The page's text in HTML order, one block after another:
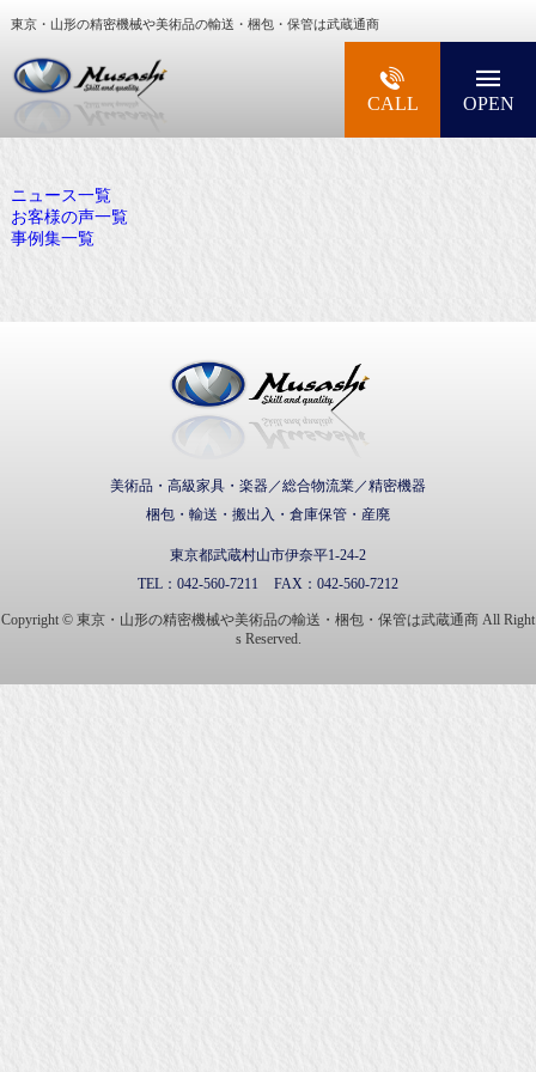
東京・山形の精密機械や美術品の輸送・梱包・保管は武蔵通商
大型精密機械・美術品・高級楽器の梱包・輸送
CALL OPEN
ニュース一覧
お客様の声一覧
事例集一覧
美術品・高級家具・楽器／総合物流業／精密機器
梱包・輸送・搬出入・倉庫保管・産廃
東京都武蔵村山市伊奈平1-24-2
TEL： 042-560-7211 FAX： 042-560-7212
Copyright © 東京・山形の精密機械や美術品の輸送・梱包・保管は武蔵通商 All Right
s Reserved.